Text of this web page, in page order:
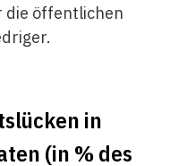
die öffentlichen
in
(in % des